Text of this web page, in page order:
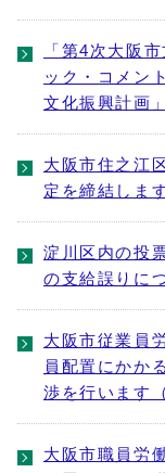
「第4次大阪
ック・コメン
文化振興計画
大阪市住之江
定を締結しま
淀川区内の投
の支給誤りに
大阪市従業員
員配置にかか
渉を行います
大阪市職員労